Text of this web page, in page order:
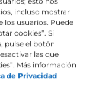
incluso mostrar
los usuarios. Puede
cookies”. Si
pulse el botón
las que
Más información
de Privacidad
cinturones (
cinco )
Toma/s de 12v
en la zona de